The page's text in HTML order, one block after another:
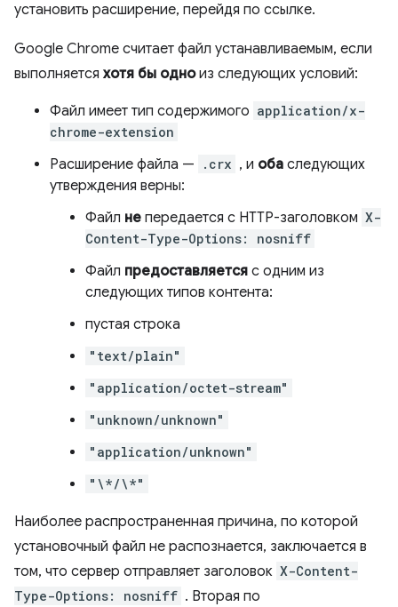
установить расширение, перейдя по ссылке.
Google Chrome считает файл устанавливаемым, если
выполняется хотя бы одноиз следующих условий:
Файл имеет тип содержимого application/x-
chrome-extension
Расширение файла — .crx , и оба следующих
утверждения верны:
Файл не передается с HTTP-заголовком X-
Content-Type-Options: nosniff
Файл предоставляется с одним из
следующих типов контента:
пустая строка
"text/plain"
"application/octet-stream"
"unknown/unknown"
"application/unknown"
"\*/\*"
Наиболее распространенная причина, по которой
установочный файл не распознается, заключается в
том, что сервер отправляет заголовок X-Content-
Type-Options: nosniff . Вторая по